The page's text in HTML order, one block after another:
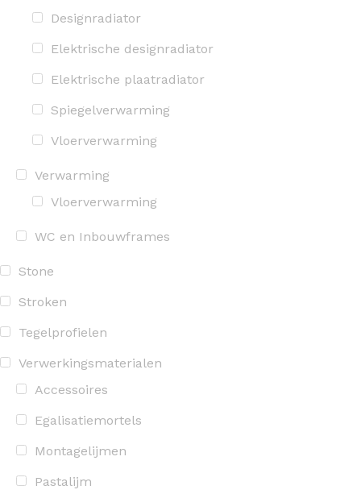
Designradiator
Elektrische designradiator
Elektrische plaatradiator
Spiegelverwarming
Vloerverwarming
Verwarming
Vloerverwarming
WC en Inbouwframes
Stone
Stroken
Tegelprofielen
Verwerkingsmaterialen
Accessoires
Egalisatiemortels
Montagelijmen
Pastalijm